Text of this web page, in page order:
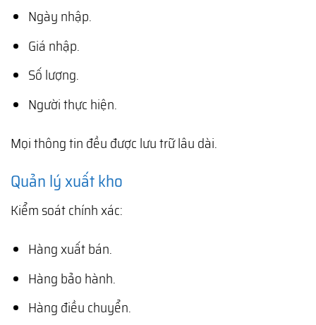
Ngày nhập.
Giá nhập.
Số lượng.
Người thực hiện.
Mọi thông tin đều được lưu trữ lâu dài.
Quản lý xuất kho
Kiểm soát chính xác:
Hàng xuất bán.
Hàng bảo hành.
Hàng điều chuyển.